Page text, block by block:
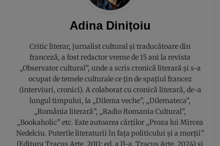
Adina Dinițoiu
Critic literar, jurnalist cultural și traducătoare din
franceză, a fost redactor vreme de 15 ani la revista
„Observator cultural”, unde a scris cronică literară și s-a
ocupat de temele culturale ce țin de spațiul francez
(interviuri, cronici). A colaborat cu cronică literară, de-a
lungul timpului, la „Dilema veche”, „Dilemateca”,
„România literară”, „Radio Romania Cultural”,
„Bookaholic” etc. Este autoarea cărților „Proza lui Mircea
Nedelciu. Puterile literaturii în fața politicului și a morții”
(Editura Tracus Arte, 2011; ed. a II-a, Tracus Arte, 2024) şi